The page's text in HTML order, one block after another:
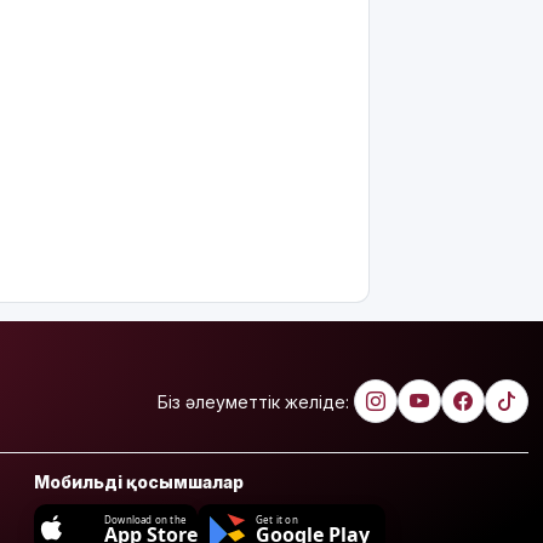
Біз әлеуметтік желіде:
Мобильді қосымшалар
Download on the
App Store
Get it on
Google Play